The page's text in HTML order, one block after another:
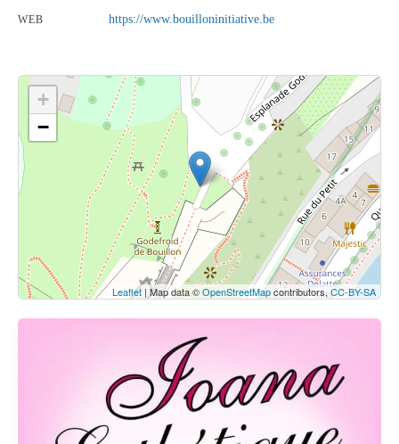
WEB https://www.bouilloninitiative.be
Cliquez sur le bouton pour afficher la carte.
Voir la carte
+
−
Leaflet | Map data ©OpenStreetMapcontributors,CC-BY-SA